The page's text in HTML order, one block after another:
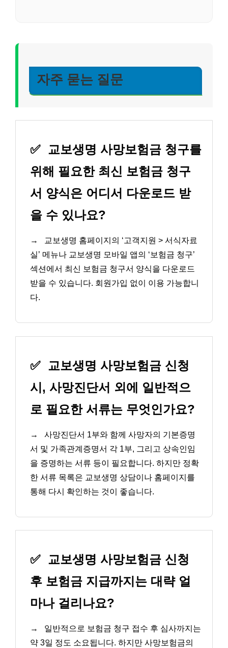
자주 묻는 질문
✅ 교보생명 사망보험금 청구를
위해 필요한 최신 보험금 청구
서 양식은 어디서 다운로드 받
을 수 있나요?
→
교보생명 홈페이지의 ‘고객지원 > 서식자료
실’ 메뉴나 교보생명 모바일 앱의 ‘보험금 청구’
섹션에서 최신 보험금 청구서 양식을 다운로드
받을 수 있습니다. 회원가입 없이 이용 가능합니
다.
✅ 교보생명 사망보험금 신청
시, 사망진단서 외에 일반적으
로 필요한 서류는 무엇인가요?
→
사망진단서 1부와 함께 사망자의 기본증명
서 및 가족관계증명서 각 1부, 그리고 상속인임
을 증명하는 서류 등이 필요합니다. 하지만 정확
한 서류 목록은 교보생명 상담이나 홈페이지를
통해 다시 확인하는 것이 좋습니다.
✅ 교보생명 사망보험금 신청
후 보험금 지급까지는 대략 얼
마나 걸리나요?
→
일반적으로 보험금 청구 접수 후 심사까지는
약 3일 정도 소요됩니다. 하지만 사망보험금의